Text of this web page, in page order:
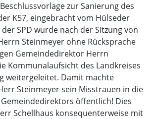
zur Sanierung des
K57, eingebracht vom Hülseder
SPD wurde nach der Sitzung von
Steinmeyer ohne Rücksprache
Gemeindedirektor Herrn
Kommunalaufsicht des Landkreises
weitergeleitet. Damit machte
Steinmeyer sein Misstrauen in die
öffentlich! Dies
Schellhaus konsequenterweise mit